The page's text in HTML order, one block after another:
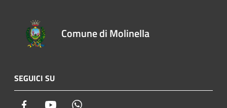
Comune di Molinella
SEGUICI SU
Facebook Youtube